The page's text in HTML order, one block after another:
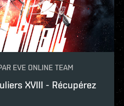
EVE ONLINE TEAM
XVIII - Récupérez